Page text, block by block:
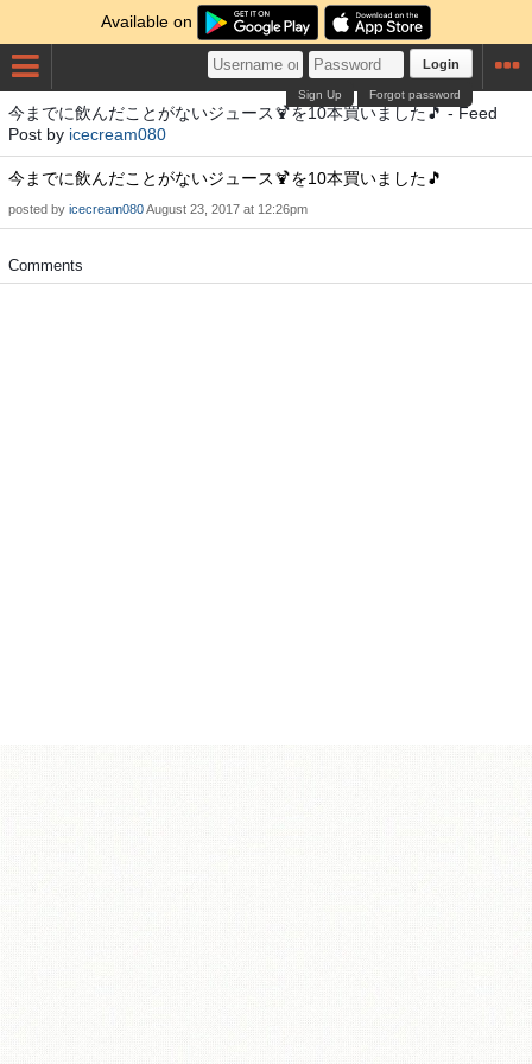
Available on
Login
Forgot password
Sign Up
今までに飲んだことがないジュース🍹を10本買いました🎵 - Feed
Post by icecream080
今までに飲んだことがないジュース🍹を10本買いました🎵
posted by icecream080August 23, 2017 at 12:26pm
Comments